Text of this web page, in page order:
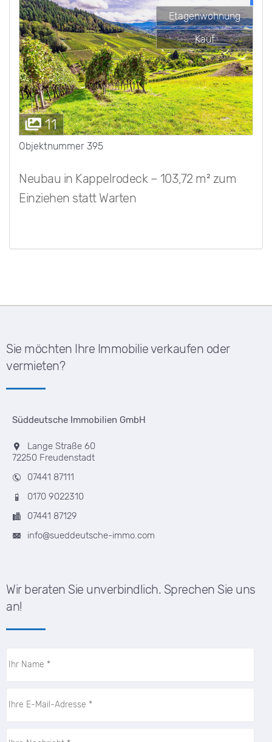
11
Etagenwohnung
Kauf
Objektnummer 395
Neubau in Kappelrodeck – 103,72 m² zum
Einziehen statt Warten
Sie möchten Ihre Immobilie verkaufen oder
vermieten?
Süddeutsche Immobilien GmbH
Lange Straße 60
72250 Freudenstadt
07441 87111
0170 9022310
07441 87129
info@sueddeutsche-immo.com
Wir beraten Sie unverbindlich. Sprechen Sie uns
an!